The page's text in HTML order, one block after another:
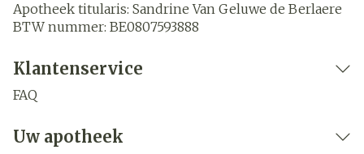
Apotheek titularis: Sandrine Van Geluwe de Berlaere
BTW nummer: BE0807593888
Klantenservice
FAQ
Uw apotheek